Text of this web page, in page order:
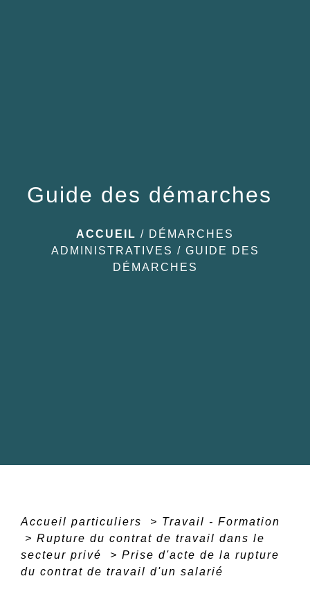
Guide des démarches
ACCUEIL / DÉMARCHES
ADMINISTRATIVES / GUIDE DES
DÉMARCHES
Accueil particuliers > Travail - Formation
> Rupture du contrat de travail dans le
secteur privé
> Prise d'acte de la rupture
du contrat de travail d'un salarié